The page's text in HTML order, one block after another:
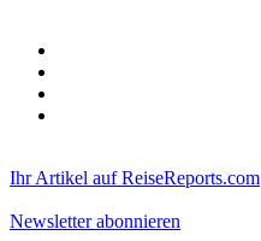
Ihr Artikel auf ReiseReports.com
Newsletter abonnieren